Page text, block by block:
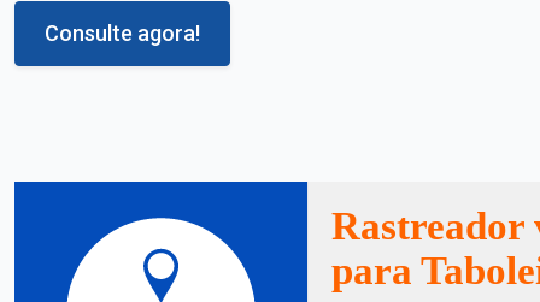
Consulte agora!
Rastreador
para